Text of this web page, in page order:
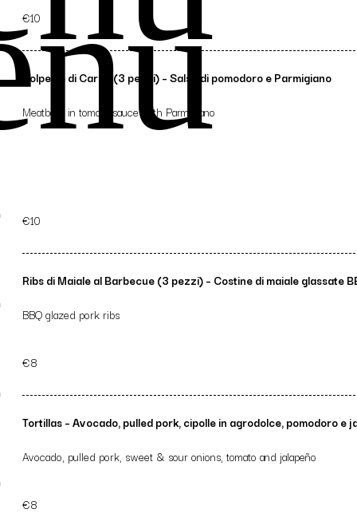
€10
Polpette di Carne (3 pezzi) – Salsa di pomodoro e Parmigiano
Meatballs in tomato sauce with Parmigiano
€10
Ribs di Maiale al Barbecue (3 pezzi) – Costine di maiale glassate
BBQ glazed pork ribs
€8
Tortillas – Avocado, pulled pork, cipolle in agrodolce, pomodoro e
Avocado, pulled pork, sweet & sour onions, tomato and jalapeño
€8